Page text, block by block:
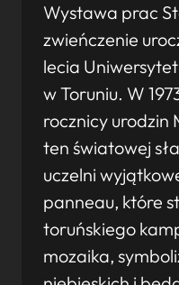
Wystawa prac
zwieńczenie
lecia
w Toruniu. W
rocznicy urodzin
ten światowej
uczelni
panneau, które
toruńskiego
mozaika,